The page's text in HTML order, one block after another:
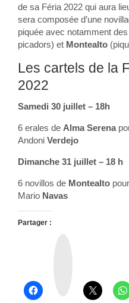
de sa Féria 2022 qui aura
sera composée d’une
piquée avec notamment
picadors) et Montealto
Les cartels de la
2022
Samedi 30 juillet – 18h
6 erales de Alma Serena
Andoni Verdejo
Dimanche 31 juillet – 18 h
6 novillos de Montealto
Mario Navas
Partager :